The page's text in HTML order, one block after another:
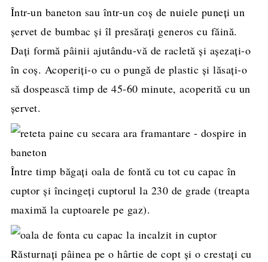
Într-un baneton sau într-un coș de nuiele puneți un
șervet de bumbac și îl presărați generos cu făină.
Dați formă pâinii ajutându-vă de racletă și așezați-o
în coș. Acoperiți-o cu o pungă de plastic și lăsați-o
să dospească timp de 45-60 minute, acoperită cu un
șervet.
Între timp băgați oala de fontă cu tot cu capac în
cuptor și încingeți cuptorul la 230 de grade (treapta
maximă la cuptoarele pe gaz).
Răsturnați pâinea pe o hârtie de copt și o crestați cu